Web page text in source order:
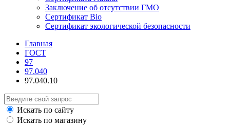
Заключение об отсутствии ГМО
Сертификат Bio
Сертификат экологической безопасности
Главная
ГОСТ
97
97.040
97.040.10
Искать по сайту
Искать по магазину